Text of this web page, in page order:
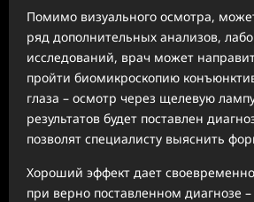
Помимо визуального осмотра,
ряд дополнительных анализов,
исследований, врач может
пройти биомикроскопию
глаза – осмотр через щелевую
результатов будет поставлен
позволят специалисту выяснить
Хороший эффект дает
при верно поставленном диагнозе –